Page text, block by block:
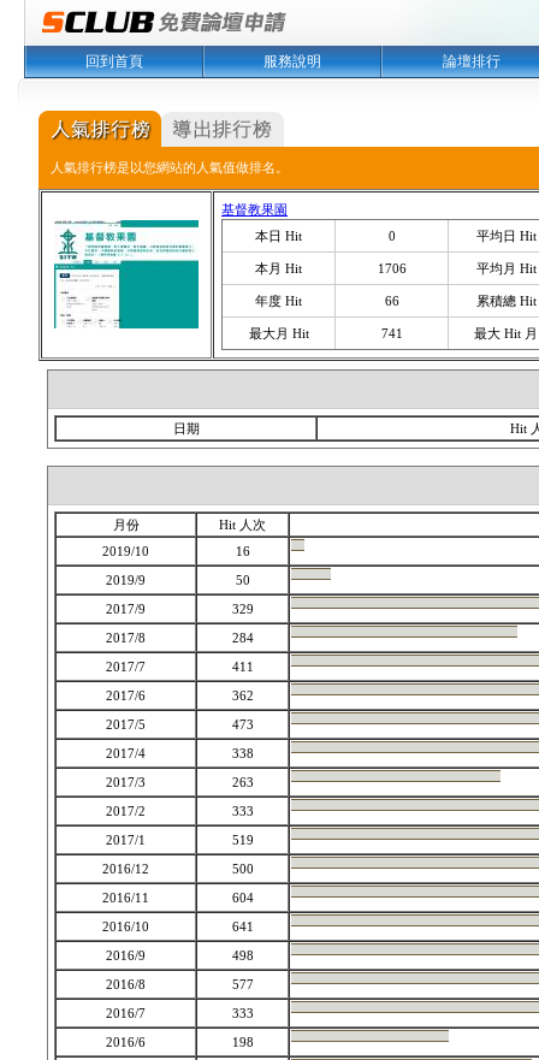
回到首頁 服務說明 論壇排行
人氣排行榜是以您網站的人氣值做排名。
基督教果園
本日 Hit
0 平均日 Hit
本月 Hit 1706 平均月 Hit
年度 Hit 66 累積總 Hit
最大月 Hit 741 最大 Hit 月
日期 Hit
月份
Hit 人次
2019/10
16
2019/9
50
2017/9
329
2017/8
284
2017/7
411
2017/6
362
2017/5
473
2017/4
338
2017/3
263
2017/2
333
2017/1
519
2016/12
500
2016/11
604
2016/10
641
2016/9
498
2016/8
577
2016/7
333
2016/6
198